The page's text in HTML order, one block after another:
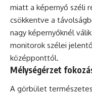
miatt a képernyő széli
csökkentve a
nagy képernyőknél
monitorok szélei
középponttól.
Mélységérzet
A görbület